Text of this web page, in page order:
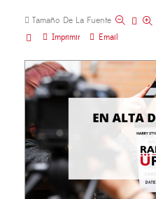
Tamaño De La Fuente
Imprimir
Email